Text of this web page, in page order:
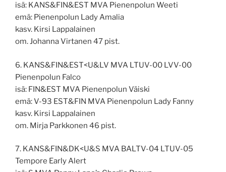
isä: KANS&FIN&EST MVA Pienenpolun Weeti
emä: Pienenpolun Lady Amalia
kasv. Kirsi Lappalainen
om. Johanna Virtanen 47 pist.
6. KANS&FIN&EST<U&LV MVA LTUV-00 LVV-00
Pienenpolun Falco
isä: FIN&EST MVA Pienenpolun Väiski
emä: V-93 EST&FIN MVA Pienenpolun Lady Fanny
kasv. Kirsi Lappalainen
om. Mirja Parkkonen 46 pist.
7. KANS&FIN&DK<U&S MVA BALTV-04 LTUV-05
Tempore Early Alert